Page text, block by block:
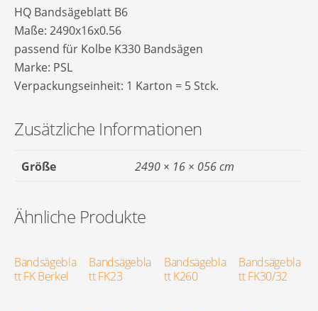
HQ Bandsägeblatt B6
Maße: 2490x16x0.56
passend für Kolbe K330 Bandsägen
Marke: PSL
Verpackungseinheit: 1 Karton = 5 Stck.
Zusätzliche Informationen
Größe 2490 × 16 × 056 cm
Ähnliche Produkte
Bandsägebla
tt FK Berkel
Bandsägebla
tt FK23
Bandsägebla
tt K260
Bandsägebla
tt FK30/32